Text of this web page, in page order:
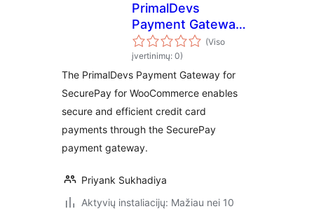
PrimalDevs
Payment Gateway
for SecurePay for
WooCommerce
(Viso
įvertinimų: 0)
The PrimalDevs Payment Gateway for
SecurePay for WooCommerce enables
secure and efficient credit card
payments through the SecurePay
payment gateway.
Priyank Sukhadiya
Aktyvių instaliacijų: Mažiau nei 10